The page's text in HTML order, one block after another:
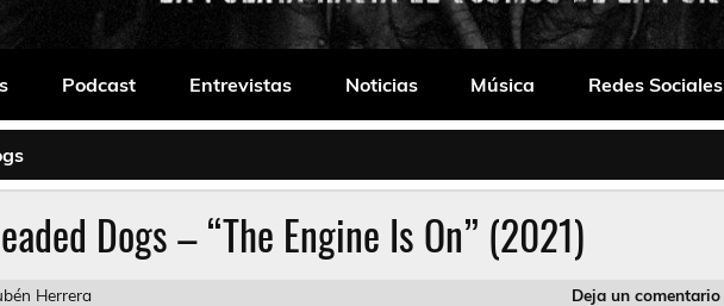
235
Podcast Entrevistas Noticias Música Redes Sociales
Dogs – “The Engine Is On” (2021)
Herrera Deja un comentario